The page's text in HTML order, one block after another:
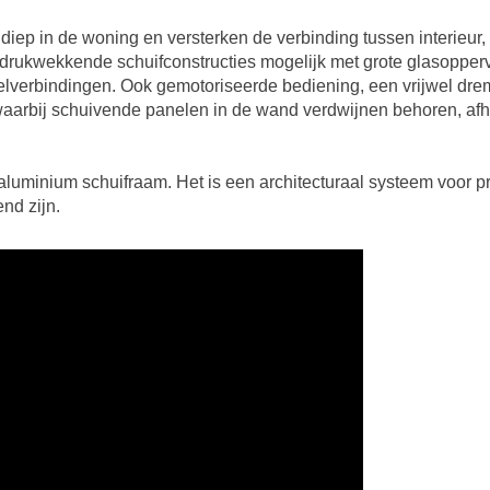
in de woning en versterken de verbinding tussen
schuifconstructies mogelijk met grote
Ook gemotoriseerde bediening, een vrijwel
schuivende panelen in de wand verdwijnen behoren,
schuifraam. Het is een architecturaal systeem voor
zijn.